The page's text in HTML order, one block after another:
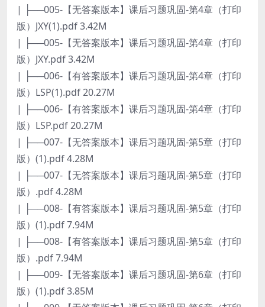
| ├──005-【无答案版本】课后习题巩固-第4章（打印
版）JXY(1).pdf 3.42M
| ├──005-【无答案版本】课后习题巩固-第4章（打印
版）JXY.pdf 3.42M
| ├──006-【有答案版本】课后习题巩固-第4章（打印
版）LSP(1).pdf 20.27M
| ├──006-【有答案版本】课后习题巩固-第4章（打印
版）LSP.pdf 20.27M
| ├──007-【无答案版本】课后习题巩固-第5章（打印
版）(1).pdf 4.28M
| ├──007-【无答案版本】课后习题巩固-第5章（打印
版）.pdf 4.28M
| ├──008-【有答案版本】课后习题巩固-第5章（打印
版）(1).pdf 7.94M
| ├──008-【有答案版本】课后习题巩固-第5章（打印
版）.pdf 7.94M
| ├──009-【无答案版本】课后习题巩固-第6章（打印
版）(1).pdf 3.85M